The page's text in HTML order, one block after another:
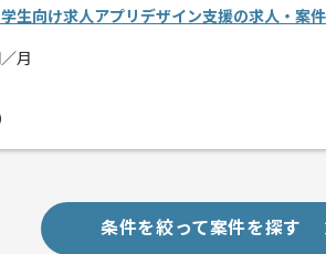
学生向け求人アプリデザイン支援の求人・案件
月
条件を絞って案件を探す